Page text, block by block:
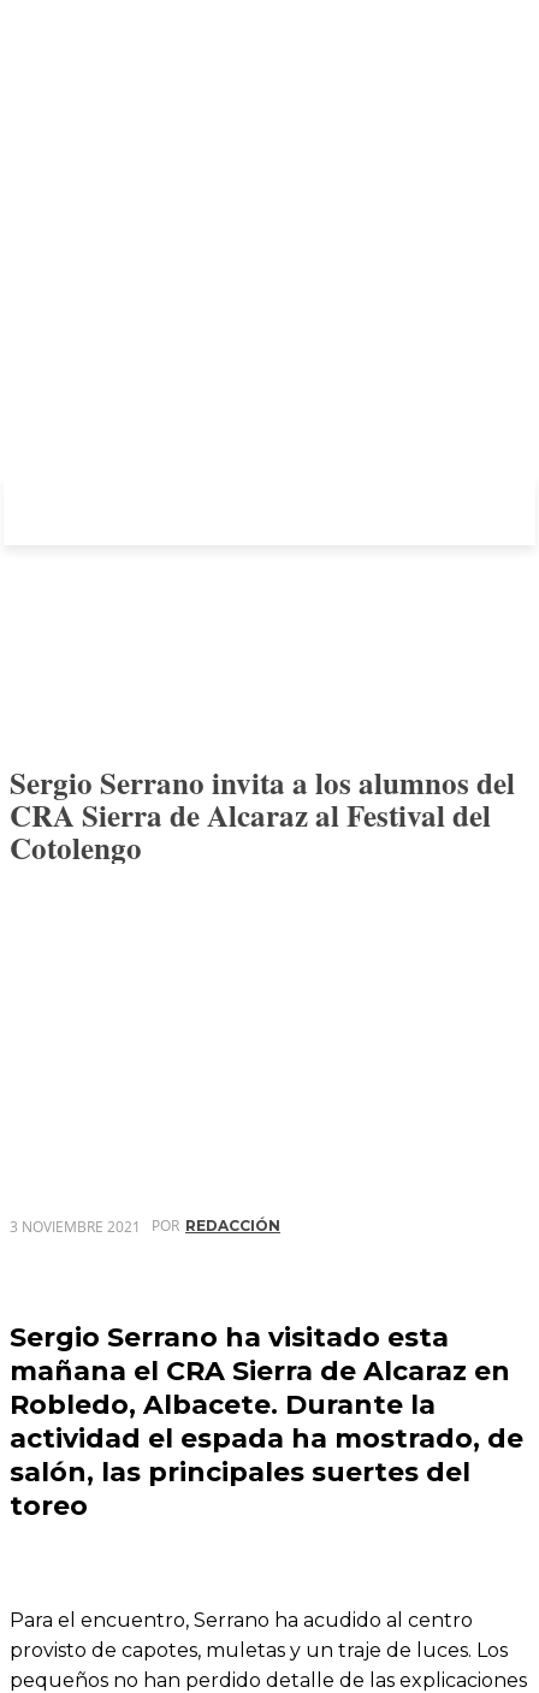
Sergio Serrano invita a los alumnos del
CRA Sierra de Alcaraz al Festival del
Cotolengo
3 NOVIEMBRE 2021 POR REDACCIÓN
Sergio Serrano ha visitado esta
mañana el CRA Sierra de Alcaraz en
Robledo, Albacete. Durante la
actividad el espada ha mostrado, de
salón, las principales suertes del
toreo
Para el encuentro, Serrano ha acudido al centro
provisto de capotes, muletas y un traje de luces. Los
pequeños no han perdido detalle de las explicaciones